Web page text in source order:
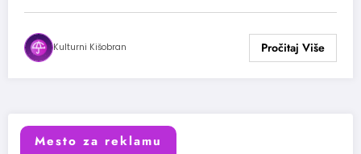
Kulturni Kišobran
Mesto za reklamu